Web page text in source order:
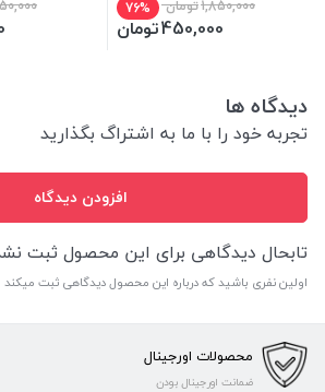
1,850,000تومان 76%
450,000تومان
دیدگاه ها
تجربه خود را با ما به اشتراگ بگذارید
افزودن دیدگاه
تابحال دیدگاهی برای این محصول ثبت
اولین نفری باشید که درباره این محصول دیدگاهی ثبت میکند
محصولات اورجینال
ضمانت اورجینال بودن